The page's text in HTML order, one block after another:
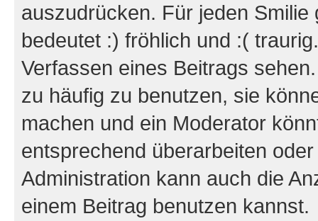
auszudrücken. Für jeden
bedeutet :) fröhlich und :(
Verfassen eines Beitrags
zu häufig zu benutzen, sie
machen und ein Moderator
entsprechend überarbeiten
Administration kann auch die
einem Beitrag benutzen kannst.